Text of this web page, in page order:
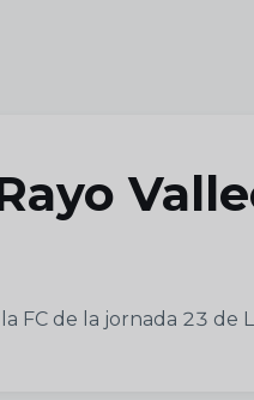
FC de la jornada 23 de